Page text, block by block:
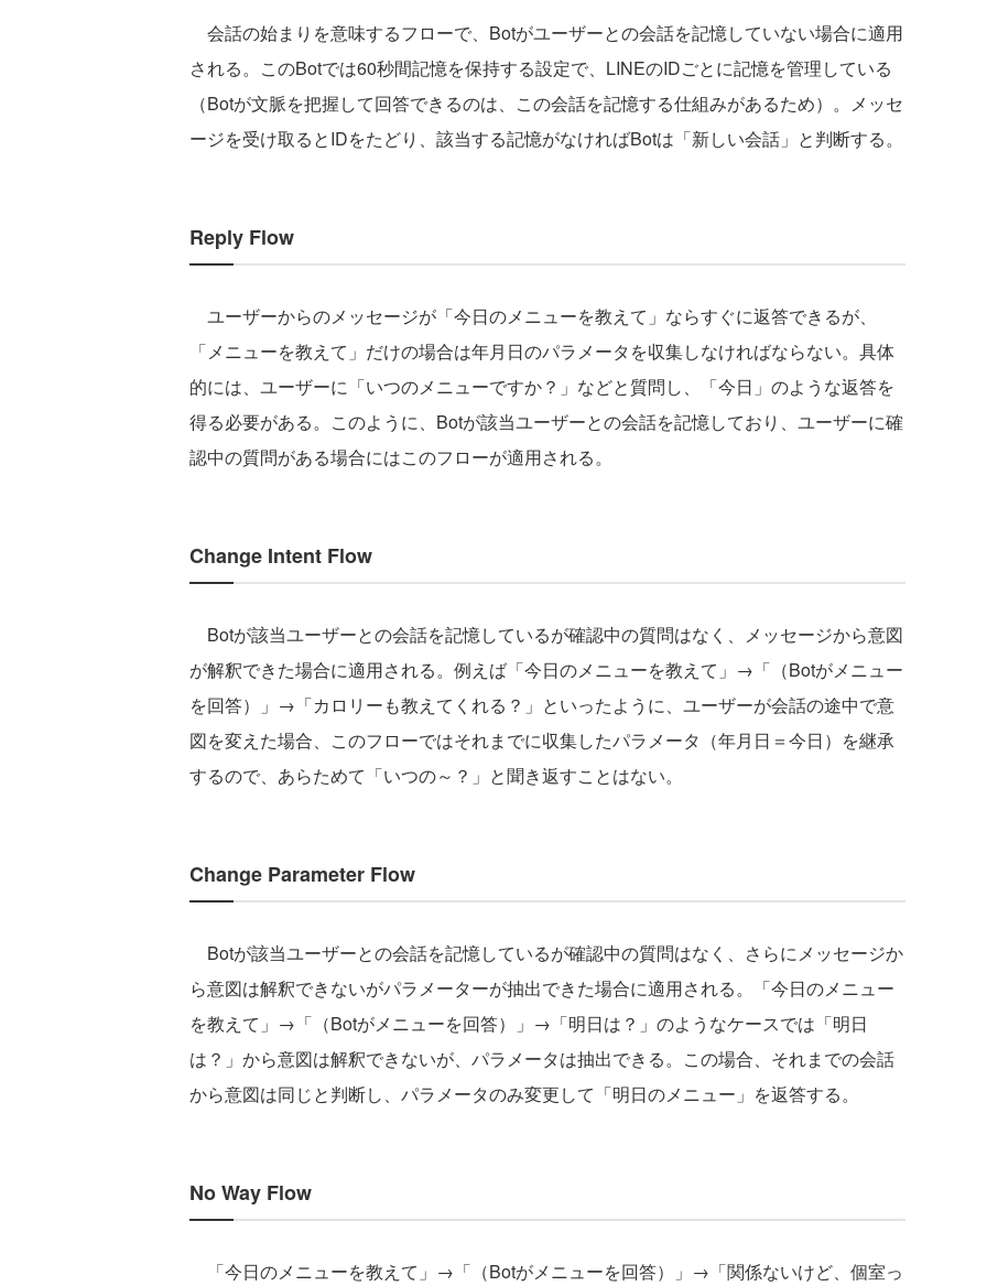
会話の始まりを意味するフローで、Botがユーザーとの会話を記憶していない場合に適用
される。このBotでは60秒間記憶を保持する設定で、LINEのIDごとに記憶を管理している
（Botが文脈を把握して回答できるのは、この会話を記憶する仕組みがあるため）。メッセ
ージを受け取るとIDをたどり、該当する記憶がなければBotは「新しい会話」と判断する。
Reply Flow
ユーザーからのメッセージが「今日のメニューを教えて」ならすぐに返答できるが、
「メニューを教えて」だけの場合は年月日のパラメータを収集しなければならない。具体
的には、ユーザーに「いつのメニューですか？」などと質問し、「今日」のような返答を
得る必要がある。このように、Botが該当ユーザーとの会話を記憶しており、ユーザーに確
認中の質問がある場合にはこのフローが適用される。
Change Intent Flow
Botが該当ユーザーとの会話を記憶しているが確認中の質問はなく、メッセージから意図
が解釈できた場合に適用される。例えば「今日のメニューを教えて」→「（Botがメニュー
を回答）」→「カロリーも教えてくれる？」といったように、ユーザーが会話の途中で意
図を変えた場合、このフローではそれまでに収集したパラメータ（年月日＝今日）を継承
するので、あらためて「いつの～？」と聞き返すことはない。
Change Parameter Flow
Botが該当ユーザーとの会話を記憶しているが確認中の質問はなく、さらにメッセージか
ら意図は解釈できないがパラメーターが抽出できた場合に適用される。「今日のメニュー
を教えて」→「（Botがメニューを回答）」→「明日は？」のようなケースでは「明日
は？」から意図は解釈できないが、パラメータは抽出できる。この場合、それまでの会話
から意図は同じと判断し、パラメータのみ変更して「明日のメニュー」を返答する。
No Way Flow
「今日のメニューを教えて」→「（Botがメニューを回答）」→「関係ないけど、個室っ